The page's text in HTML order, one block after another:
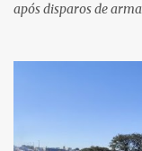
após disparos de
diversos disparos.
três pessoas foram